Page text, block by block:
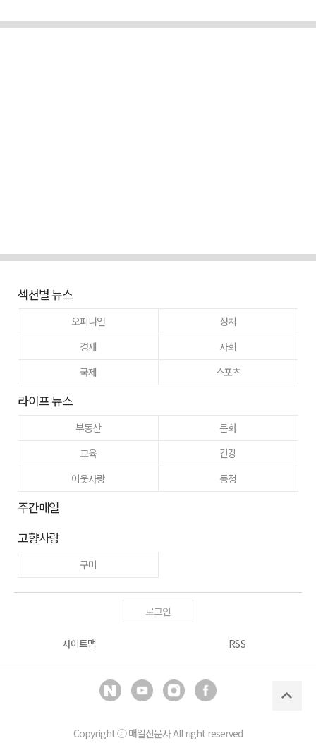
섹션별 뉴스
오피니언
정치
경제
사회
국제
스포츠
라이프 뉴스
부동산
문화
교육
건강
이웃사랑
동정
주간매일
고향사랑
구미
로그인
사이트맵 RSS
Copyright ⓒ매일신문사All right reserved